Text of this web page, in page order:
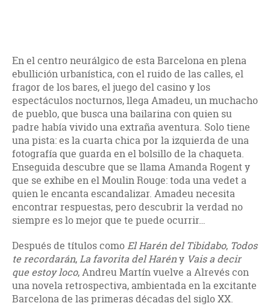
En el centro neurálgico de esta Barcelona en plena
ebullición urbanística, con el ruido de las calles, el
fragor de los bares, el juego del casino y los
espectáculos nocturnos, llega Amadeu, un muchacho
de pueblo, que busca una bailarina con quien su
padre había vivido una extraña aventura. Solo tiene
una pista: es la cuarta chica por la izquierda de una
fotografía que guarda en el bolsillo de la chaqueta.
Enseguida descubre que se llama Amanda Rogent y
que se exhibe en el Moulin Rouge: toda una vedet a
quien le encanta escandalizar. Amadeu necesita
encontrar respuestas, pero descubrir la verdad no
siempre es lo mejor que te puede ocurrir…
Después de títulos comoEl Harén del Tibidabo, Todos
te recordarán,La favorita del Harény Vais a decir
que estoy loco, Andreu Martín vuelve a Alrevés con
una novela retrospectiva, ambientada en la excitante
Barcelona de las primeras décadas del siglo XX.